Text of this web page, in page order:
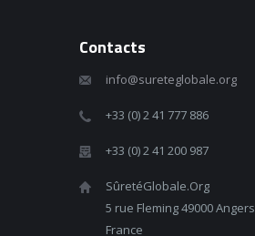
Contacts
info@sureteglobale.org
+33 (0) 2 41 777 886
+33 (0) 2 41 200 987
SûretéGlobale.Org
5 rue Fleming 49000 Angers
France